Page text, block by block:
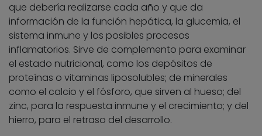
que debería realizarse cada año y que da
información de la función hepática, la glucemia, el
sistema inmune y los posibles procesos
inflamatorios. Sirve de complemento para examinar
el estado nutricional, como los depósitos de
proteínas o vitaminas liposolubles; de minerales
como el calcio y el fósforo, que sirven al hueso; del
zinc, para la respuesta inmune y el crecimiento; y del
hierro, para el retraso del desarrollo.